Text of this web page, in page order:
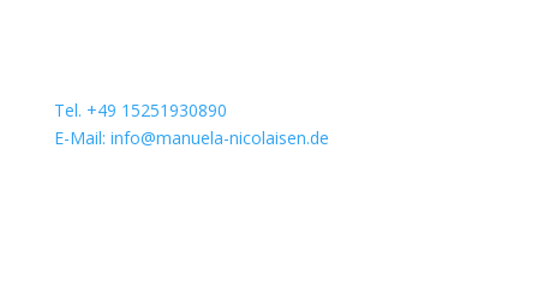
Tel. +49 15251930890
E-Mail: info@manuela-nicolaisen.de